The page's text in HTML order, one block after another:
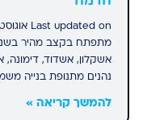
מתפתח בקצב מהיר
אשקלון, אשדוד, דימונה,
נהנים מתנופת בנייה
להמשך קריאה »